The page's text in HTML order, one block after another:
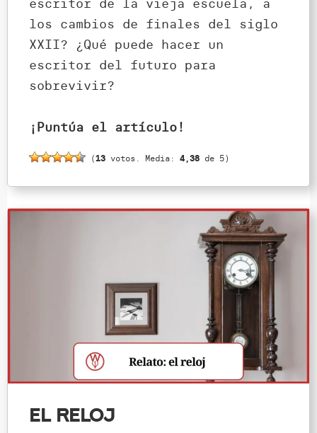
los cambios de finales del siglo
XXII? ¿Qué puede hacer un
escritor del futuro para
sobrevivir?
¡Puntúa el artículo!
(13 votos. Media: 4,38 de 5)
El reloj